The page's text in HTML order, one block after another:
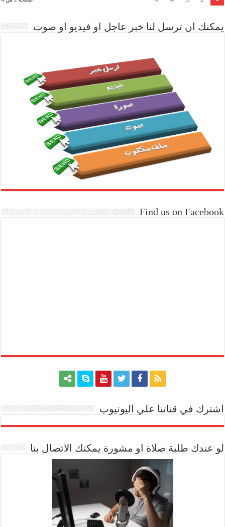
يمكنك ان ترسل لنا خبر عاجل او فيديو او صوت
Find us on Facebook
اشترك في قناتنا علي اليوتيوب
لو عندك طلبة صلاة او مشورة يمكنك الاتصال بنا